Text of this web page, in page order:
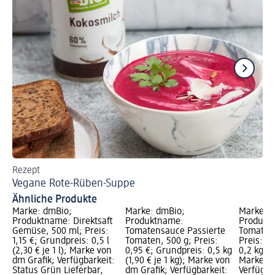
Rezept
Vegane Rote-Rüben-Suppe
Ähnliche Produkte
Marke: dmBio;
Produktname: Direktsaft
Gemüse, 500 ml; Preis:
1,15 €; Grundpreis: 0,5 l
(2,30 € je 1 l); Marke von
dm Grafik; Verfügbarkeit:
Status Grün Lieferbar,
Marke: dmBio;
Produktname:
Tomatensauce Passierte
Tomaten, 500 g; Preis:
0,95 €; Grundpreis: 0,5 kg
(1,90 € je 1 kg); Marke von
dm Grafik; Verfügbarkeit:
Marke:
Preis:
0,2 kg
Marke